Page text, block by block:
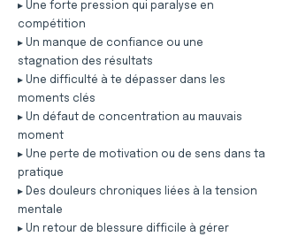
▸ Une forte pression qui paralyse en
compétition
▸ Un manque de confiance ou une
stagnation des résultats
▸ Une difficulté à te dépasser dans les
moments clés
▸ Un défaut de concentration au mauvais
moment
▸ Une perte de motivation ou de sens dans ta
pratique
▸ Des douleurs chroniques liées à la tension
mentale
▸ Un retour de blessure difficile à gérer